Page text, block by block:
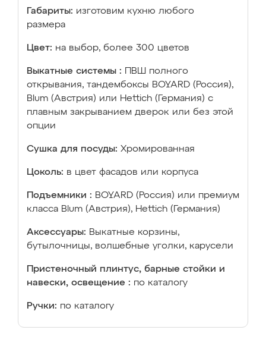
Габариты: изготовим кухню любого
размера
Цвет: на выбор, более 300 цветов
Выкатные системы :
ПВШ полного
открывания, тандембоксы BOYARD (Россия),
Blum (Австрия) или Hettich (Германия) с
плавным закрыванием дверок или без этой
опции
Сушка для посуды: Хромированная
Цоколь: в цвет фасадов или корпуса
Подъемники : BOYARD (Россия) или премиум
класса Blum (Австрия), Hettich (Германия)
Аксессуары: Выкатные корзины,
бутылочницы, волшебные уголки, карусели
Пристеночный плинтус, барные стойки и
навески, освещение : по каталогу
Ручки: по каталогу